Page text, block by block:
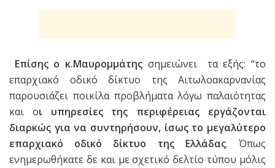
Επίσης ο κ.Μαυρομμάτηςσημειώνει τα εξής: “το
επαρχιακό οδικό δίκτυο της Αιτωλοακαρνανίας
παρουσιάζει ποικίλα προβλήματα λόγω παλαιότητας
και οι υπηρεσίες της περιφέρειας εργάζονται
διαρκώς για να συντηρήσουν, ίσως το μεγαλύτερο
επαρχιακό οδικό δίκτυο της Ελλάδας. Όπως
ενημερωθήκατε δε και με σχετικό δελτίο τύπου μόλις